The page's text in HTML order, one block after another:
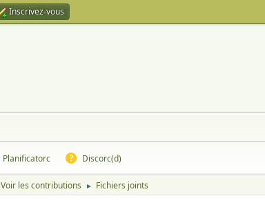
Inscrivez-vous
Planificatorc Discorc(d)
Voir les contributions ► Fichiers joints